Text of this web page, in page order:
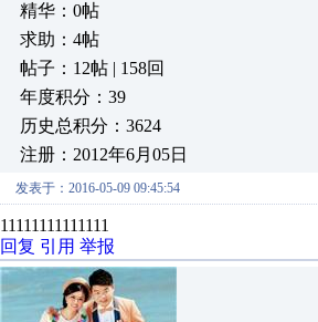
精华：0帖
求助：4帖
帖子：12帖 | 158回
年度积分：39
历史总积分：3624
注册：2012年6月05日
发表于：2016-05-09 09:45:54
11111111111111
回复 引用 举报